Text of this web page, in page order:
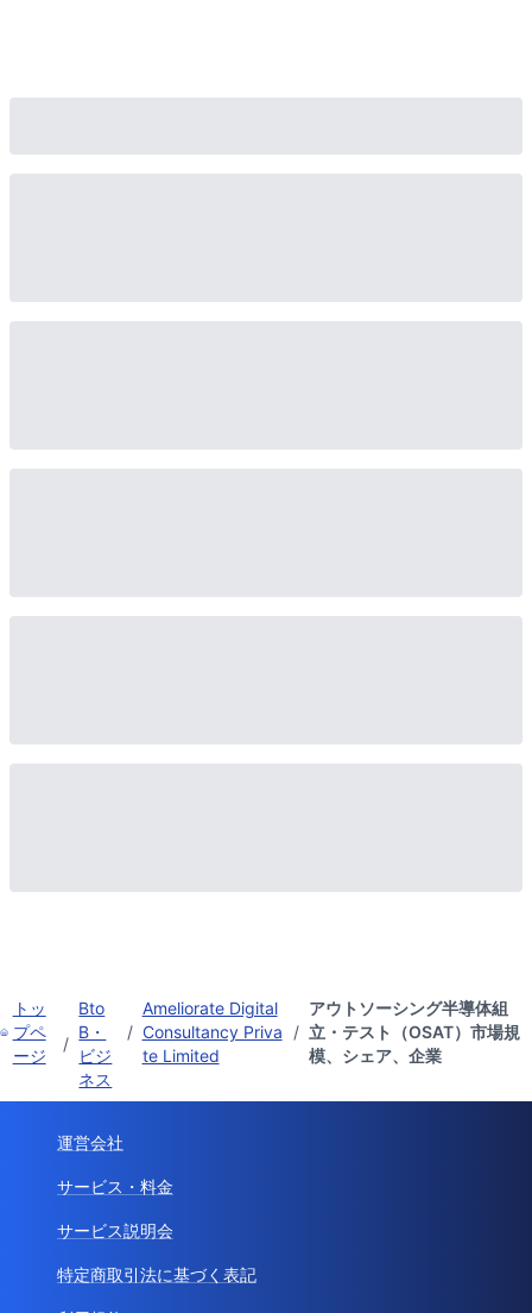
トッ
プペ
ージ
/
Bto
B・
ビジ
ネス
/
Ameliorate Digital
Consultancy Priva
te Limited
/
アウトソーシング半導体組
立・テスト（OSAT）市場規
模、シェア、企業
運営会社
サービス・料金
サービス説明会
特定商取引法に基づく表記